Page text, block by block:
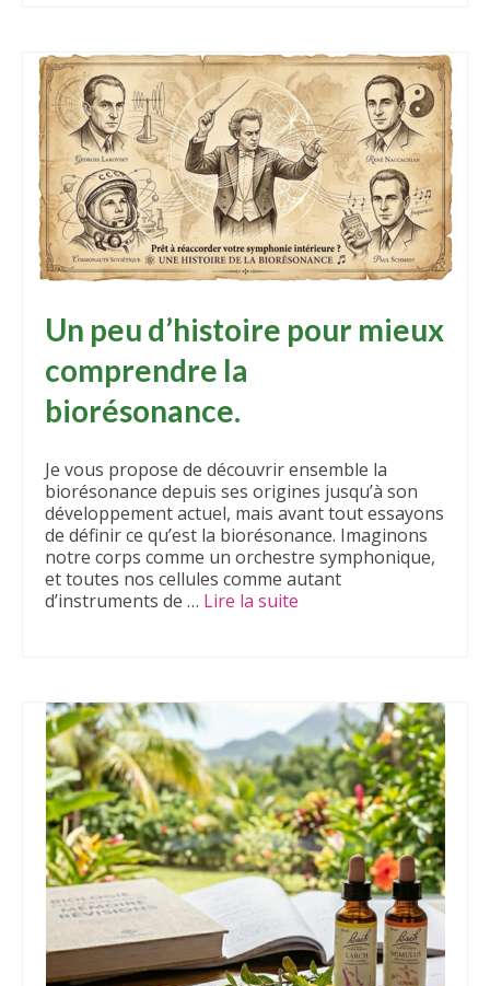
Un peu d’histoire pour mieux
comprendre la
biorésonance.
Je vous propose de découvrir ensemble la
biorésonance depuis ses origines jusqu’à son
développement actuel, mais avant tout essayons
de définir ce qu’est la biorésonance. Imaginons
notre corps comme un orchestre symphonique,
et toutes nos cellules comme autant
d’instruments de … Lire la suite­­